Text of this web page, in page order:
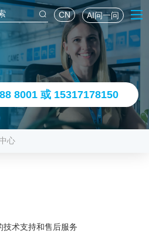
CN AI问一问
8001 或 15317178150
心
技术支持和售后服务